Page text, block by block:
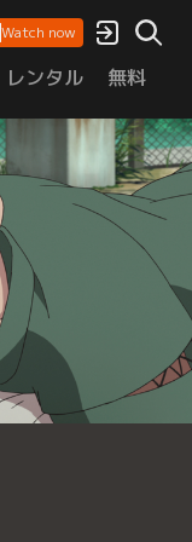
Watch now
レンタル 無料